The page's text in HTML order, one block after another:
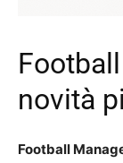
novità
Football